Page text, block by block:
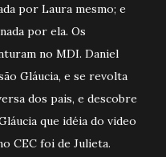
por Laura mesmo; e
por ela. Os
no MDI. Daniel
Gláucia, e se revolta
dos pais, e descobre
que idéia do video
CEC foi de Julieta.